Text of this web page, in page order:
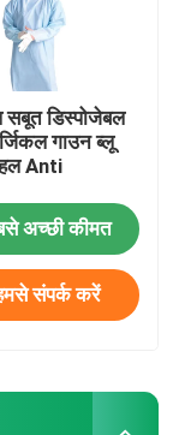
सबूत डिस्पोजेबल
गाउन ब्लू
Anti
अच्छी कीमत
संपर्क करें